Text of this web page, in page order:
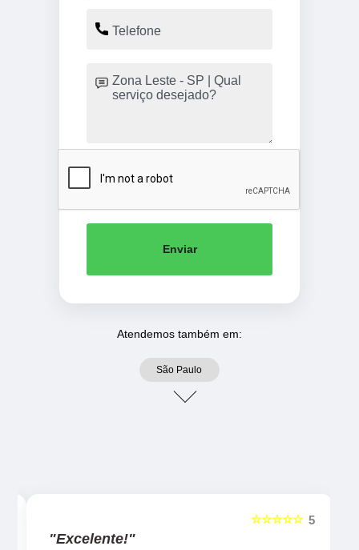
Enviar
Atendemos também em:
São Paulo
5
☆☆☆☆☆
"Excelente!"